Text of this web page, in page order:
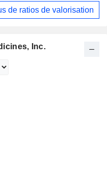
de ratios de valorisation
Inc.